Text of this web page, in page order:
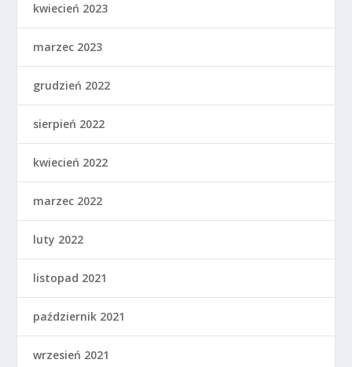
kwiecień 2023
marzec 2023
grudzień 2022
sierpień 2022
kwiecień 2022
marzec 2022
luty 2022
listopad 2021
październik 2021
wrzesień 2021